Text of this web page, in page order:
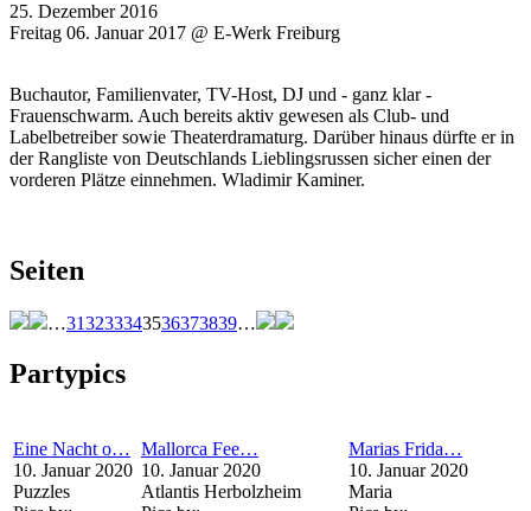
25. Dezember 2016
Freitag 06. Januar 2017 @ E-Werk Freiburg
Buchautor, Familienvater, TV-Host, DJ und - ganz klar -
Frauenschwarm. Auch bereits aktiv gewesen als Club- und
Labelbetreiber sowie Theaterdramaturg. Darüber hinaus dürfte er in
der Rangliste von Deutschlands Lieblingsrussen sicher einen der
vorderen Plätze einnehmen. Wladimir Kaminer.
Seiten
…313233343536373839…
Partypics
Eine Nacht o…
10. Januar 2020
Puzzles
Mallorca Fee…
10. Januar 2020
Atlantis Herbolzheim
Marias Frida…
10. Januar 2020
Maria